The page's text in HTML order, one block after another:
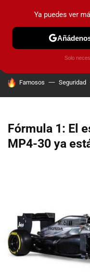
PRUEBAS COCHES
HOY SE HABLA DE
Famosos Seguridad
Fórmula 1: El
MP4-30 ya
Ya puedes ver
Solo